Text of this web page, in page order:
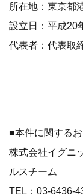
所在地：東京都
設立日：平成20
代表者：代表取
■本件に関する
株式会社イグニ
ルスチーム
TEL：03-6436-